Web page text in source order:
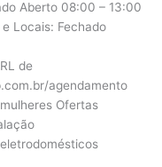
Aberto 08:00 – 13:00
Locais: Fechado
de
agendamento
Ofertas